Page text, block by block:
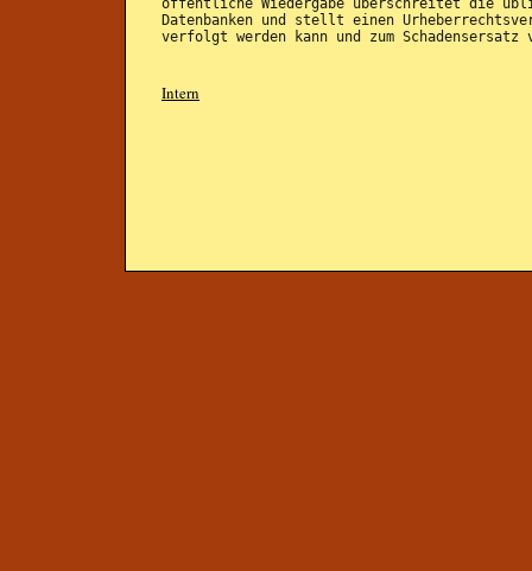
öffentliche Wiedergabe überschreitet die
Datenbanken und stellt einen
verfolgt werden kann und zum
Intern